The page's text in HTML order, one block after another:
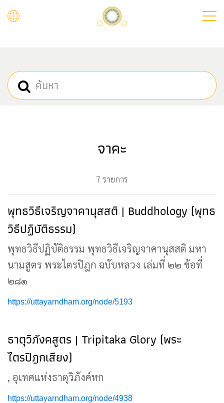
จาคะ
7 รายการ
พุทธวิธีเจริญจาคานุสสติ | Buddhology (พุทธ
วิธีปฏิบัติธรรม)
พุทธวิธีปฏิบัติธรรม พุทธวิธีเจริญจาคานุสสติ มหา
นามสูตร พระไตรปิฎก ฉบับหลวง เล่มที่ ๒๒ ข้อที่
๒๘๑
https://uttayarndham.org/node/5193
ธาตุวิภังคสูตร | Tripitaka Glory (พระ
ไตรปิฎกเสียง)
, อุเทศแห่งธาตุวิภังค์หก
https://uttayarndham.org/node/4938